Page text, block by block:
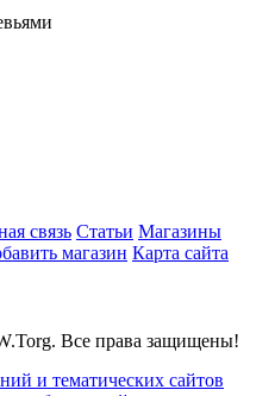
связь Статьи Магазины
магазин Карта сайта
Все права защищены!